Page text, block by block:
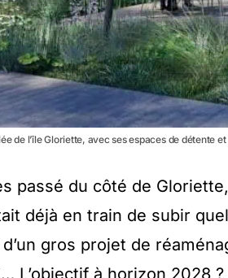
de l’île Gloriette, avec ses espaces de détente
passé du côté de
déjà en train de subir
gros projet de
L’objectif à horizon 2028